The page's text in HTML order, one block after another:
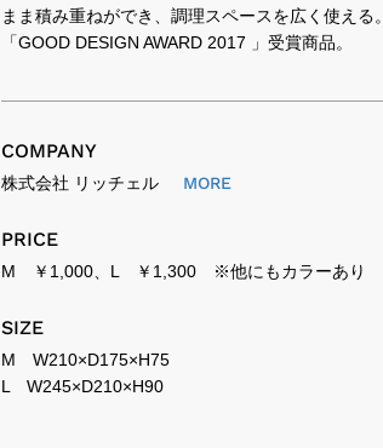
まま積み重ねができ、調理スペースを広く使える。
「GOOD DESIGN AWARD 2017 」受賞商品。
COMPANY
株式会社 リッチェル MORE
PRICE
M ￥1,000、L ￥1,300 ※他にもカラーあり
SIZE
M W210×D175×H75
L W245×D210×H90